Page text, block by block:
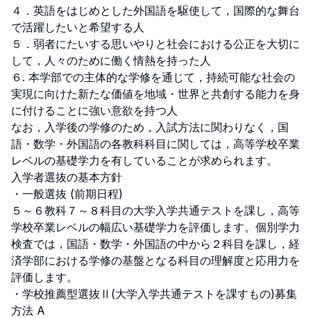
４．英語をはじめとした外国語を駆使して，国際的な舞台
で活躍したいと希望する人
５．弱者にたいする思いやりと社会における公正を大切に
して，人々のために働く情熱を持った人
６. 本学部での主体的な学修を通じて，持続可能な社会の
実現に向けた新たな価値を地域・世界と共創する能力を身
に付けることに強い意欲を持つ人
なお，入学後の学修のため，入試方法に関わりなく，国
語・数学・外国語の各教科科目に関しては，高等学校卒業
レベルの基礎学力を有していることが求められます。
入学者選抜の基本方針
・一般選抜 (前期日程)
５～６教科７～８科目の大学入学共通テストを課し，高等
学校卒業レベルの幅広い基礎学力を評価します。個別学力
検査では，国語・数学・外国語の中から２科目を課し，経
済学部における学修の基盤となる科目の理解度と応用力を
評価します。
・学校推薦型選抜Ⅱ(大学入学共通テストを課すもの)募集
方法 A